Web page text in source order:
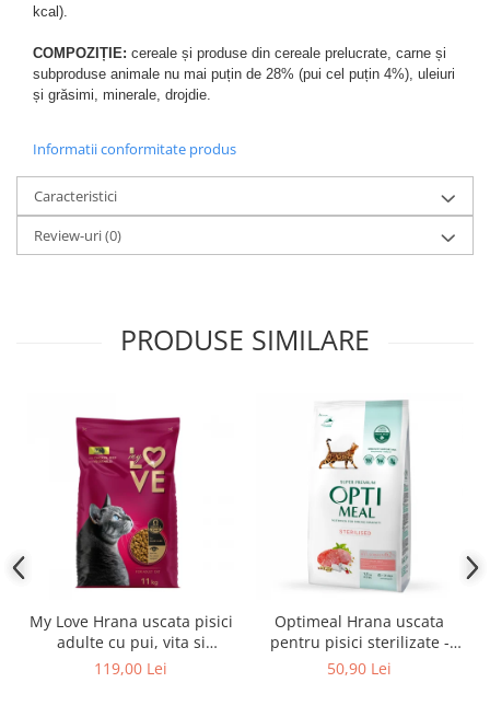
kcal).
COMPOZIȚIE: cereale și produse din cereale prelucrate, carne și
subproduse animale nu mai puțin de 28% (pui cel puțin 4%), uleiuri
și grăsimi, minerale, drojdie.
Informatii conformitate produs
Caracteristici
Review-uri(0)
PRODUSE SIMILARE
My Love Hrana uscata pisici
adulte cu pui, vita si
legume, 11kg
119,00 Lei
Optimeal Hrana uscata
pentru pisici sterilizate -
Vita si Sorg, 1,5kg
50,90 Lei